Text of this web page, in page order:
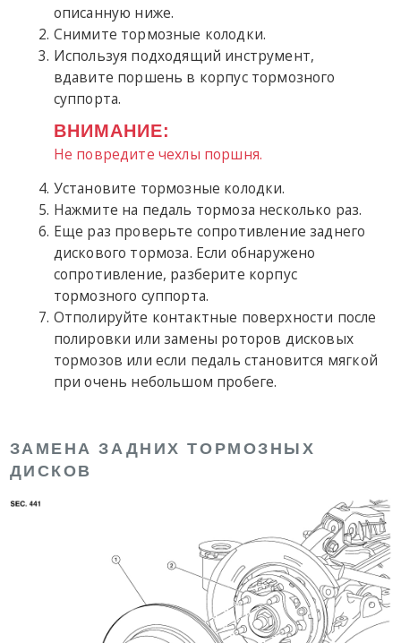
описанную ниже.
Снимите тормозные колодки.
Используя подходящий инструмент,
вдавите поршень в корпус тормозного
суппорта.
ВНИМАНИЕ:
Не повредите чехлы поршня.
Установите тормозные колодки.
Нажмите на педаль тормоза несколько раз.
Еще раз проверьте сопротивление заднего
дискового тормоза. Если обнаружено
сопротивление, разберите корпус
тормозного суппорта.
Отполируйте контактные поверхности после
полировки или замены роторов дисковых
тормозов или если педаль становится мягкой
при очень небольшом пробеге.
ЗАМЕНА ЗАДНИХ ТОРМОЗНЫХ
ДИСКОВ